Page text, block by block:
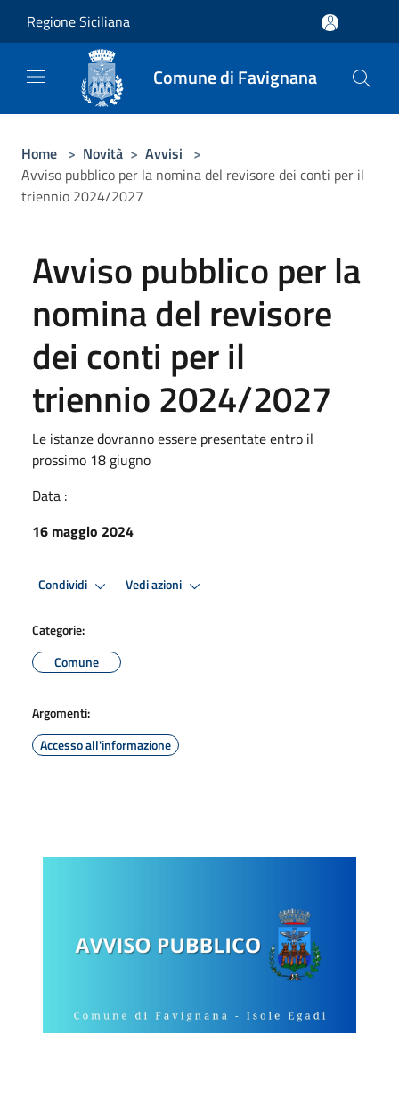
Regione Siciliana
Comune di Favignana
Home > Novità > Avvisi >
Avviso pubblico per la nomina del revisore dei conti per il
triennio 2024/2027
Avviso pubblico per la
nomina del revisore
dei conti per il
triennio 2024/2027
Le istanze dovranno essere presentate entro il
prossimo 18 giugno
Data :
16 maggio 2024
Condividi Vedi azioni
Categorie:
Comune
Argomenti:
Accesso all'informazione